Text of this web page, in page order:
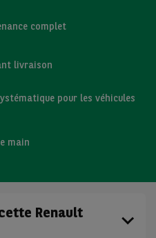
complet
livraison
pour les véhicules
main
Renault